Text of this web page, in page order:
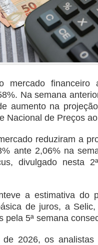
mercado financeiro
Na semana
aumento na
Nacional de Preços
reduziram a
ante 2,06% na
divulgado nesta
a estimativa do
de juros, a
pela 5ª semana
2026, os